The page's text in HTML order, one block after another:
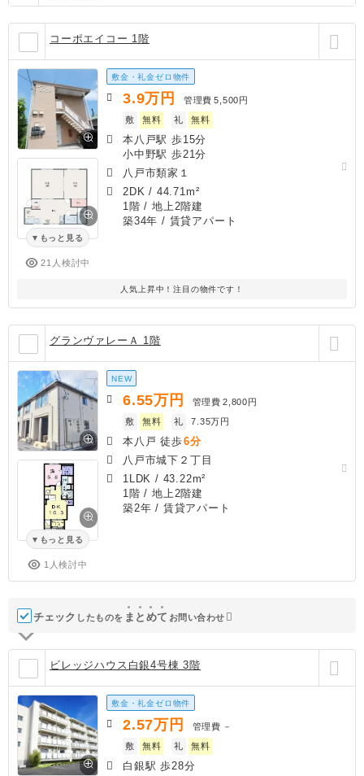
コーポエイコー 1階
もっと見る
21人検討中
敷金・礼金ゼロ物件
3.9万円 管理費 5,500円
敷
無料 礼 無料
本八戸駅 歩15分
小中野駅 歩21分
八戸市類家１
2DK / 44.71m²
1階 / 地上2階建
築34年 / 賃貸アパート
人気上昇中！注目の物件です！
グランヴァレーＡ 1階
もっと見る
1人検討中
NEW
6.55万円 管理費 2,800円
敷
無料 礼 7.35万円
本八戸 徒歩6分
八戸市城下２丁目
1LDK / 43.22m²
1階 / 地上2階建
築2年 / 賃貸アパート
チェック したものを ま と めて お問い合わせ
ビレッジハウス白銀4号棟 3階
敷金・礼金ゼロ物件
2.57万円 管理費 －
敷
無料 礼 無料
白銀駅 歩28分